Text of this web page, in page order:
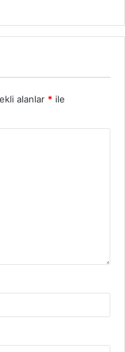
alanlar * ile